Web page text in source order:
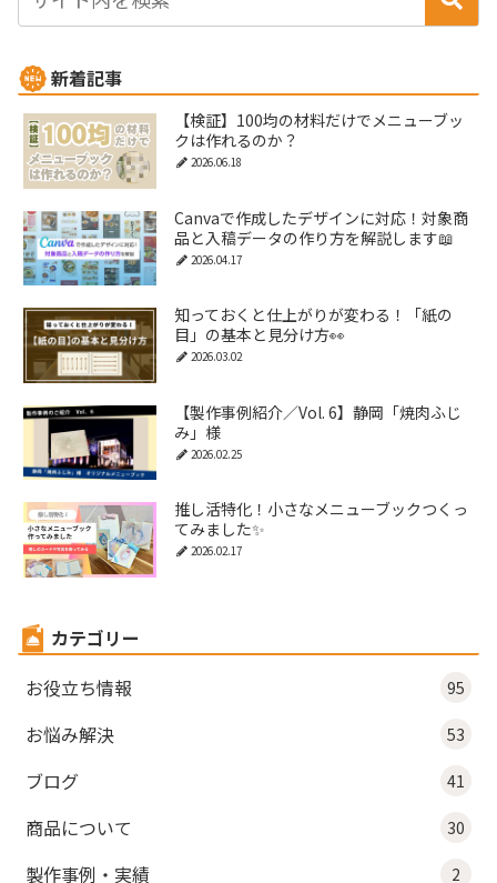
新着記事
【検証】100均の材料だけでメニューブッ
クは作れるのか？
2026.06.18
Canvaで作成したデザインに対応！対象商
品と入稿データの作り方を解説します📖
2026.04.17
知っておくと仕上がりが変わる！「紙の
目」の基本と見分け方👀
2026.03.02
【製作事例紹介／Vol. 6】静岡「焼肉ふじ
み」様
2026.02.25
推し活特化！小さなメニューブックつくっ
てみました✨
2026.02.17
カテゴリー
お役立ち情報
95
お悩み解決 53
ブログ 41
商品について 30
製作事例・実績 2